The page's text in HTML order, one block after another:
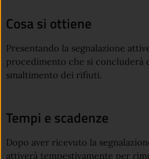
Cosa si ottiene
Presentando la segnalazione
procedimento che si concluderà
smaltimento dei rifiuti.
Tempi e scadenze
Dopo aver ricevuto la
attiverà tempestivamente per